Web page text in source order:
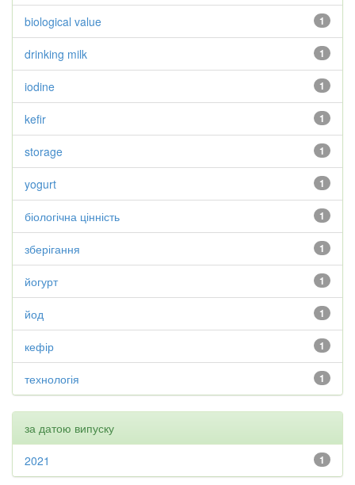
1
biological value
1
drinking milk
1
iodine
1
kefir
1
storage
1
yogurt
1
біологічна цінність
1
зберігання
1
йогурт
1
йод
1
кефір
1
технологія
за датою випуску
1
2021